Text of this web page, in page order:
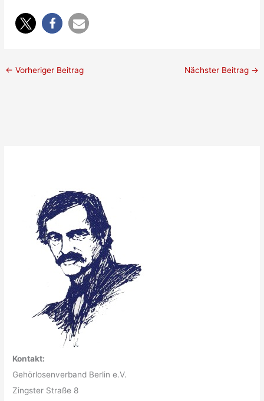
← Vorheriger Beitrag Nächster Beitrag →
Kontakt:
Gehörlosenverband Berlin e.V.
Zingster Straße 8